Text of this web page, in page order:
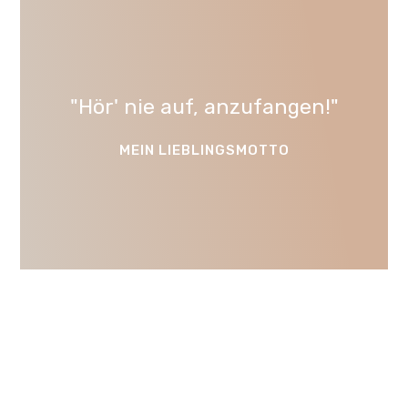
"Hör' nie auf, anzufangen!"
MEIN LIEBLINGSMOTTO